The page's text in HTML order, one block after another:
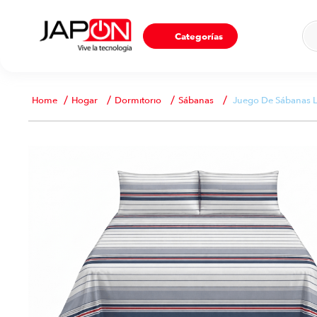
Categorías
Hogar Dormitorio Sábanas Juego De Sábanas